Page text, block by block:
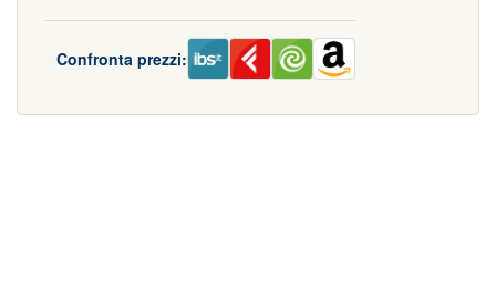
Confronta prezzi: